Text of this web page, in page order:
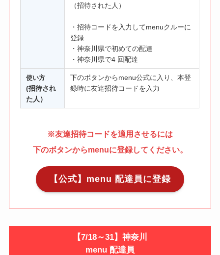
（招待された人）
・招待コードを入力してmenuクルーに
登録
・神奈川県で初めての配達
・神奈川県で4 回配達
使い方
(招待され
た人）
下のボタンからmenu公式に入り、本登
録時に友達招待コードを入力
※友達招待コードを適用させるには
下のボタンからmenuに登録してください。
【公式】menu 配達員に登録
【7/18～31】神奈川
menu 配達員